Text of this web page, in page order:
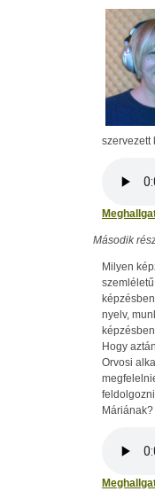
szervezett
Második
Milyen
nyelv,
Hogy
Orvosi
Máriának?